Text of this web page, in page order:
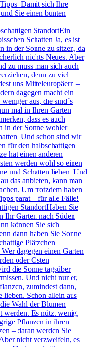
Damit sich Ihre
Sie einen bunten
StandortEin
Schatten Ja, es ist
in der Sonne zu sitzen, da
nichts Neues. Aber
zu muss man sich auch
denn zu viel
uns Mitteleuropäern –
dagegen macht ein
aus, die sind´s
mal in Ihren Garten
dass es auch
in der Sonne wohler
Und schon sind wir
für den halbschattigen
hat einen anderen
werden wohl so einen
und Schatten lieben. Und
das anbieten, kann man
Um trotzdem haben
parat – für alle Fälle!
StandortHaben Sie
Ihr Garten nach Süden
können Sie sich
dann haben Sie Sonne
Plätzchen
dagegen einen Garten
oder Osten
die Sonne tagsüber
Und nicht nur er,
zumindest dann,
lieben. Schon allein aus
Wahl der Blumen
werden. Es nützt wenig,
Pflanzen in ihren
– daran werden Sie
nicht verzweifeln, es